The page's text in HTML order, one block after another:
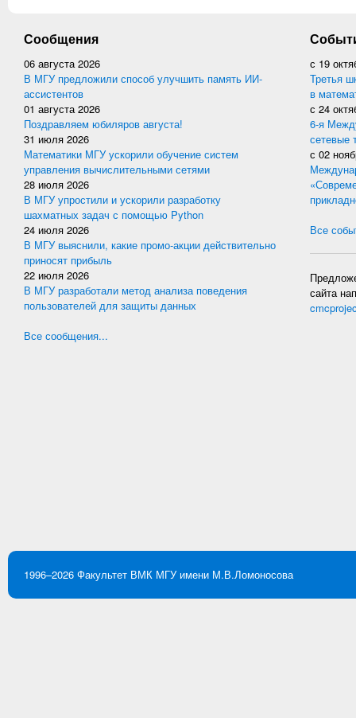
Сообщения
06 августа 2026
В МГУ предложили способ улучшить память ИИ-
ассистентов
01 августа 2026
Поздравляем юбиляров августа!
31 июля 2026
Математики МГУ ускорили обучение систем
управления вычислительными сетями
28 июля 2026
В МГУ упростили и ускорили разработку
шахматных задач с помощью Python
24 июля 2026
В МГУ выяснили, какие промо-акции действительно
приносят прибыль
22 июля 2026
В МГУ разработали метод анализа поведения
пользователей для защиты данных
Все сообщения...
с 19
Третья
в
с 24
6-я
сетевые
с 02
Все
сайта
1996–2026 Факультет ВМК МГУ имени М.В.Ломоносова